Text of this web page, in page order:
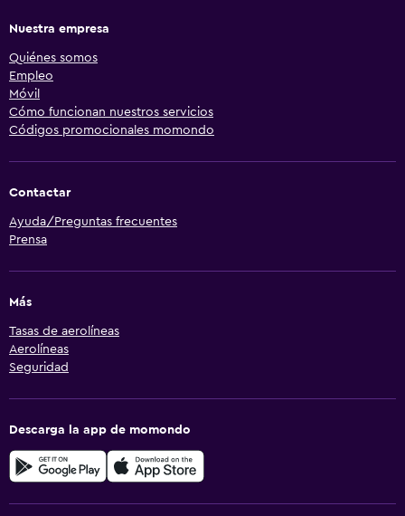
Nuestra empresa
Quiénes somos
Empleo
Móvil
Cómo funcionan nuestros servicios
Códigos promocionales momondo
Contactar
Ayuda/Preguntas frecuentes
Prensa
Más
Tasas de aerolíneas
Aerolíneas
Seguridad
Descarga la app de momondo